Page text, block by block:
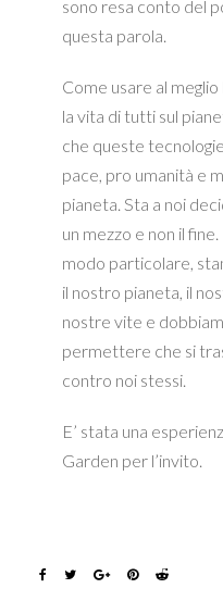
sono resa conto del
questa parola.
Come usare al
la vita di tutti sul
che queste
pace, pro umanità e
pianeta. Sta a noi
un mezzo e non il
modo particolare,
il nostro pianeta, il
nostre vite e
permettere che si
contro noi stessi.
E’ stata una
Garden per l’invito.